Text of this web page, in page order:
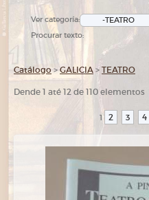
Ver categoría:
Procurar texto:
Catálogo >GALICIA > TEATRO
Dende 1 até 12 de 110 elementos
1 2 3 4